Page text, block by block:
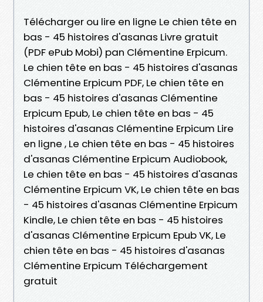
Télécharger ou lire en ligne Le chien tête en
bas - 45 histoires d'asanas Livre gratuit
(PDF ePub Mobi) pan Clémentine Erpicum.
Le chien tête en bas - 45 histoires d'asanas
Clémentine Erpicum PDF, Le chien tête en
bas - 45 histoires d'asanas Clémentine
Erpicum Epub, Le chien tête en bas - 45
histoires d'asanas Clémentine Erpicum Lire
en ligne , Le chien tête en bas - 45 histoires
d'asanas Clémentine Erpicum Audiobook,
Le chien tête en bas - 45 histoires d'asanas
Clémentine Erpicum VK, Le chien tête en bas
- 45 histoires d'asanas Clémentine Erpicum
Kindle, Le chien tête en bas - 45 histoires
d'asanas Clémentine Erpicum Epub VK, Le
chien tête en bas - 45 histoires d'asanas
Clémentine Erpicum Téléchargement
gratuit